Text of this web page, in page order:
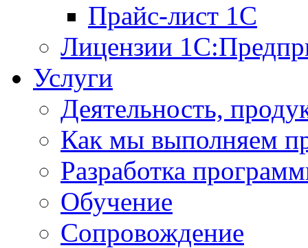
Прайс-лист 1С
Лицензии
Услуги
Деятельность,
Как мы выполняем
Разработка
Обучение
Сопровождение